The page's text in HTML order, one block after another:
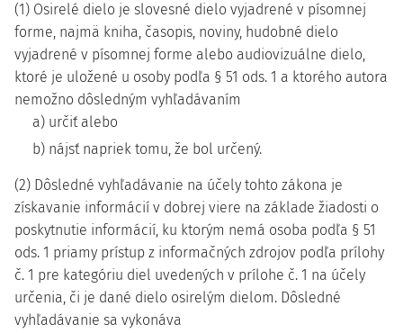
(1) Osirelé dielo je slovesné dielo vyjadrené v písomnej
forme, najmä kniha, časopis, noviny, hudobné dielo
vyjadrené v písomnej forme alebo audiovizuálne dielo,
ktoré je uložené u osoby podľa § 51 ods. 1 a ktorého autora
nemožno dôsledným vyhľadávaním
a) určiť alebo
b) nájsť napriek tomu, že bol určený.
(2) Dôsledné vyhľadávanie na účely tohto zákona je
získavanie informácií v dobrej viere na základe žiadosti o
poskytnutie informácií, ku ktorým nemá osoba podľa § 51
ods. 1 priamy prístup z informačných zdrojov podľa prílohy
č. 1 pre kategóriu diel uvedených v prílohe č. 1 na účely
určenia, či je dané dielo osirelým dielom. Dôsledné
vyhľadávanie sa vykonáva